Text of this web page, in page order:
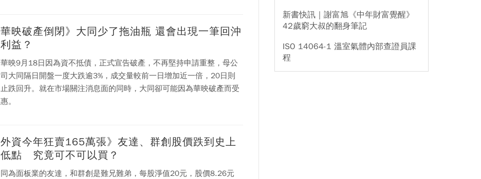
華映破產倒閉》大同少了拖油瓶 還會出現一筆回沖
利益？
華映9月18日因為資不抵債，正式宣告破產，不再堅持申請重整，母公
司大同隔日開盤一度大跌逾3%，成交量較前一日增加近一倍，20日則
止跌回升。就在市場關注消息面的同時，大同卻可能因為華映破產而受
惠。
外資今年狂賣165萬張》友達、群創股價跌到史上
低點 究竟可不可以買？
同為面板業的友達，和群創是難兄難弟，每股淨值20元，股價8.26元
新書快訊｜謝富旭《中年財富覺醒》
42歲窮大叔的翻身筆記
ISO 14064-1 溫室氣體內部查證員課
程